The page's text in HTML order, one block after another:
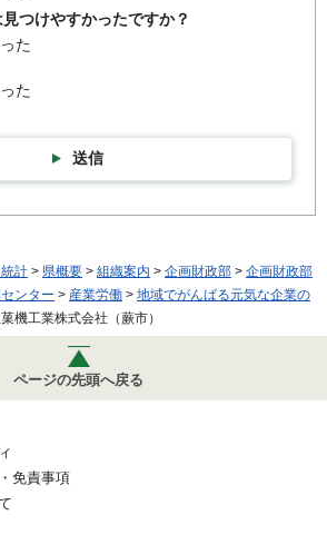
つけやすかったですか？
た
た
送信
計 > 県概要 > 組織案内 > 企画財政部 > 企画財政部
ンター > 産業労働 > 地域でがんばる元気な企業の
機工業株式会社（蕨市）
ページの先頭へ戻る
免責事項